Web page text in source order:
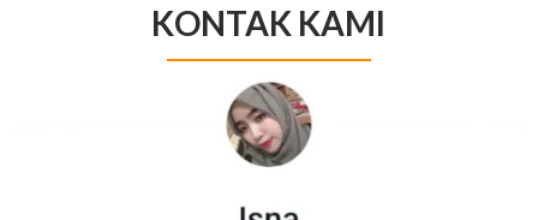
KONTAK KAMI